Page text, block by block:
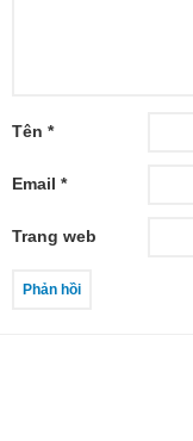
Tên *
Email *
Trang web